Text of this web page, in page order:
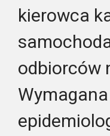
kierowca
odbiorców